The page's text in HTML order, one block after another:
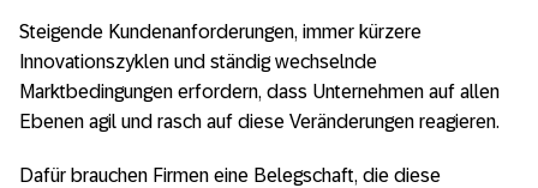
Steigende Kundenanforderungen, immer kürzere
Innovationszyklen und ständig wechselnde
Marktbedingungen erfordern, dass Unternehmen auf allen
Ebenen agil und rasch auf diese Veränderungen reagieren.
Dafür brauchen Firmen eine Belegschaft, die diese